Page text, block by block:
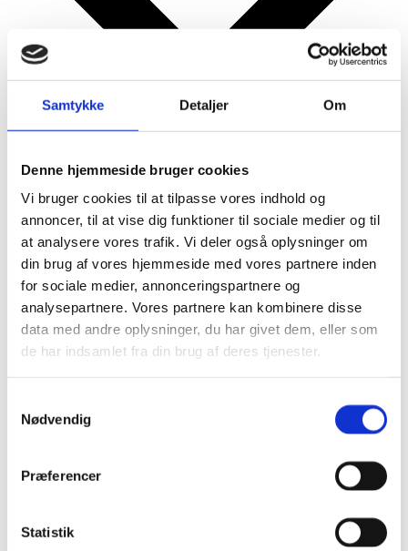
Samtykke Detaljer Om
Denne hjemmeside bruger cookies
Vi bruger cookies til at tilpasse vores indhold og
annoncer, til at vise dig funktioner til sociale medier og til
at analysere vores trafik. Vi deler også oplysninger om
din brug af vores hjemmeside med vores partnere inden
for sociale medier, annonceringspartnere og
analysepartnere. Vores partnere kan kombinere disse
data med andre oplysninger, du har givet dem, eller som
de har indsamlet fra din brug af deres tjenester.
Nødvendig
Præferencer
Statistik
Google kalender
iCalendar
Outlook 365
Outlook Live
Detaljer
Dato: 30. januar
Tidspunkt:
Fjordens Plankesteak
Nakskov